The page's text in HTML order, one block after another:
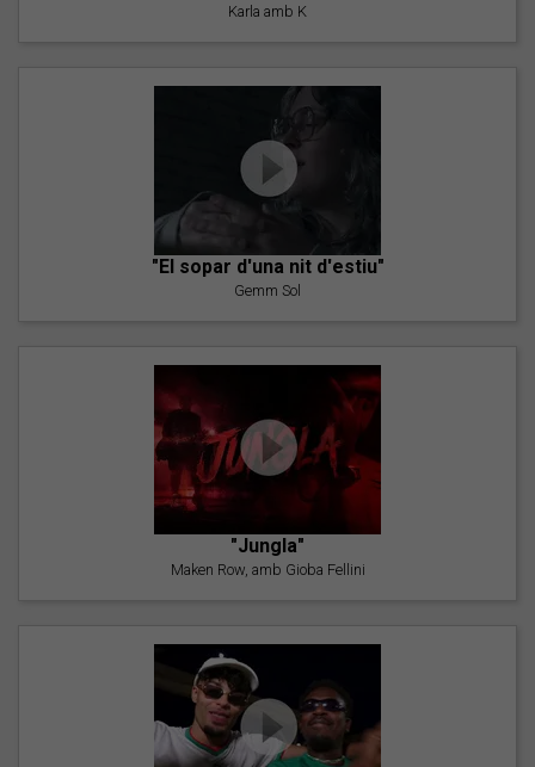
Karla amb K
"El sopar d'una nit d'estiu"
Gemm Sol
"Jungla"
Maken Row, amb Gioba Fellini